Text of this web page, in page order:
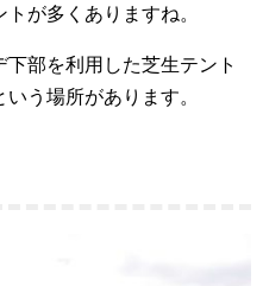
が多くありますね。
部を利用した芝生テント
う場所があります。